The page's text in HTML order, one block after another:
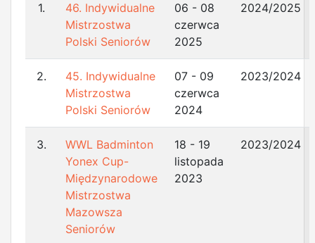
1.
46. Indywidualne
Mistrzostwa
Polski Seniorów
06 - 08
czerwca
2025
2024/2025
2.
45. Indywidualne
Mistrzostwa
Polski Seniorów
07 - 09
czerwca
2024
2023/2024
3.
WWL Badminton
Yonex Cup-
Międzynarodowe
Mistrzostwa
Mazowsza
Seniorów
18 - 19
listopada
2023
2023/2024